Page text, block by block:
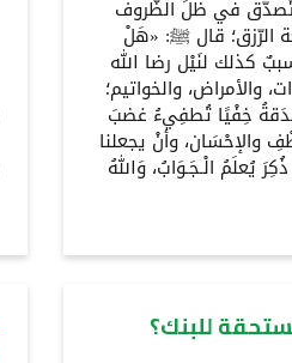
في ظلِّ الظُّروف
الرّزق؛ قال ﷺ: «هَلْ
كذلك لنَيْل رضا الله
والأمراض، والخواتيم؛
خِفْيًا تُطفِيءُ غضبَ
والإحْسَان، وأنْ يجعلنا
يُعلَمُ الْـجَـوَابُ، وَاللهُ
للبنك؟